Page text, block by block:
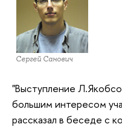
Сергей Санович
"Выступление
большим интересом
рассказал в беседе с